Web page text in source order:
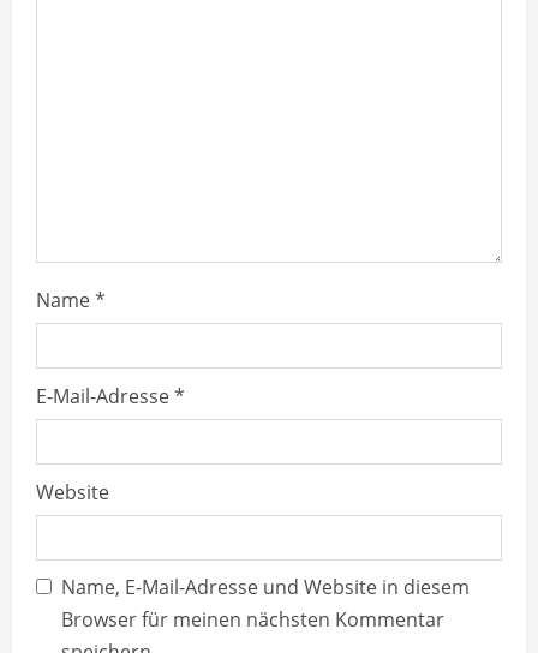
n
g
Name*
E-Mail-Adresse*
Website
Name, E-Mail-Adresse und Website in diesem
Browser für meinen nächsten Kommentar